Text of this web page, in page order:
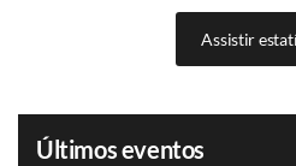
Assistir
Últimos eventos